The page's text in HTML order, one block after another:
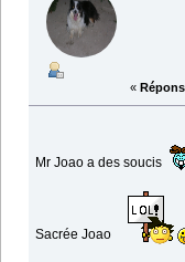
«
Mr Joao a des soucis
Sacrée Joao